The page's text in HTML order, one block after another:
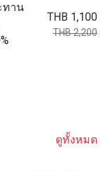
ทาน
THB 1,100
THB 2,200
ดูทั้งหมด